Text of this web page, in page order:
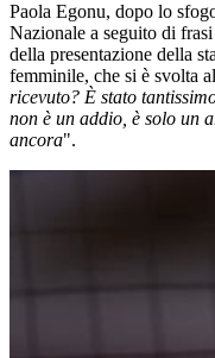
Paola Egonu, dopo lo
Nazionale a seguito di
della presentazione della
femminile, che si è svolta
ricevuto? È stato
non è un addio, è solo un
ancora".